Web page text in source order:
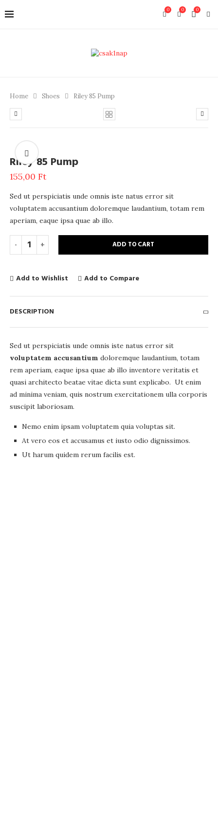
0
0
0
Home Shoes Riley 85 Pump
Riley 85 Pump
155,00 Ft
Sed ut perspiciatis unde omnis iste natus error sit
voluptatem accusantium doloremque laudantium, totam rem
aperiam, eaque ipsa quae ab illo.
ADD TO CART
Add to Wishlist Add to Compare
DESCRIPTION
Sed ut perspiciatis unde omnis iste natus error sit
voluptatem accusantium doloremque laudantium, totam
rem aperiam, eaque ipsa quae ab illo inventore veritatis et
quasi architecto beatae vitae dicta sunt explicabo. Ut enim
ad minima veniam, quis nostrum exercitationem ulla corporis
suscipit laboriosam.
Nemo enim ipsam voluptatem quia voluptas sit.
At vero eos et accusamus et iusto odio dignissimos.
Ut harum quidem rerum facilis est.